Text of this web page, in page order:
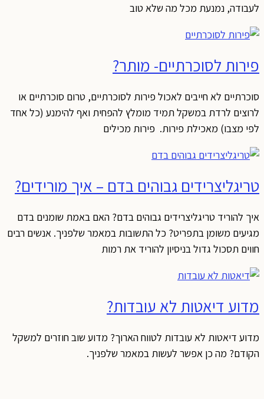
לעבודה, נמנעת מכל מה שלא טוב
פירות לסוכרתיים- מותר?
סוכרתיים לא חייבים לאכול פירות לסוכרתיים, טרום סוכרתיים או
לרוצים לרדת במשקל תמיד מומלץ להפחית ואף להימנע (כל אחד
לפי מצבו) מאכילת פירות. פירות מכילים
טריגליצרידים גבוהים בדם – איך מורידים?
איך להוריד טריגליצרידים גבוהים בדם? האם באמת שומנים בדם
מגיעים משומן בתפריט? כל התשובות במאמר שלפניך. אנשים רבים
חווים תסכול גדול בניסיון להוריד את רמות
מדוע דיאטות לא עובדות?
מדוע דיאטות לא עובדות לטווח הארוך? מדוע שוב חוזרים למשקל
הקודם? מה כן אפשר לעשות במאמר שלפניך.